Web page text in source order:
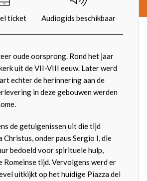
ticket Audiogids beschikbaar
oude oorsprong. Rond het jaar
uit de VII-VIII eeuw. Later werd
echter de herinnering aan de
in deze gebouwen werden
de getuigenissen uit die tijd
Christus, onder paus Sergio I, die
bedoeld voor spirituele hulp,
tijd. Vervolgens werd er
uitkijkt op het huidige Piazza del